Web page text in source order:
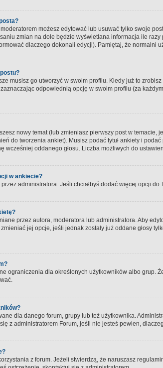
możesz edytować lub usuwać tylko swoje
zmian na dole będzie wyświetlana informacja ile
dlaczego dokonali edycji). Pamiętaj, że normalni
musisz go utworzyć w swoim profilu. Kiedy już to
odpowiednią opcję w swoim profilu (za
nowy temat (lub zmieniasz pierwszy post w
do tworzenia ankiet). Musisz podać tytuł ankiety i
wcześniej oddanego głosu. Liczba możliwych do
w ankiecie?
administratora. Jeśli chciałbyś dodać więcej opcji
przez autora, moderatora lub administratora. Aby
jej opcje, jeśli jednak zostały już oddane głosy
ograniczenia dla określonych użytkowników albo grup.
dla danego forum, grupy lub też użytkownika.
z administratorem Forum, jeśli nie jesteś pewien,
z forum. Jeżeli stwierdzą, że naruszasz